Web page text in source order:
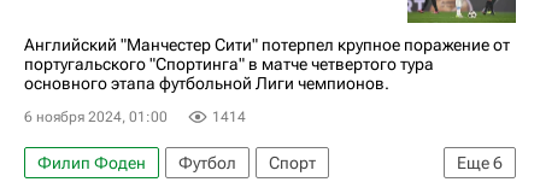
Английский "Манчестер Сити" потерпел крупное поражение от
португальского "Спортинга" в матче четвертого тура
основного этапа футбольной Лиги чемпионов.
6 ноября 2024, 01:00 1414
Еще6
Филип Фоден Футбол
Спорт